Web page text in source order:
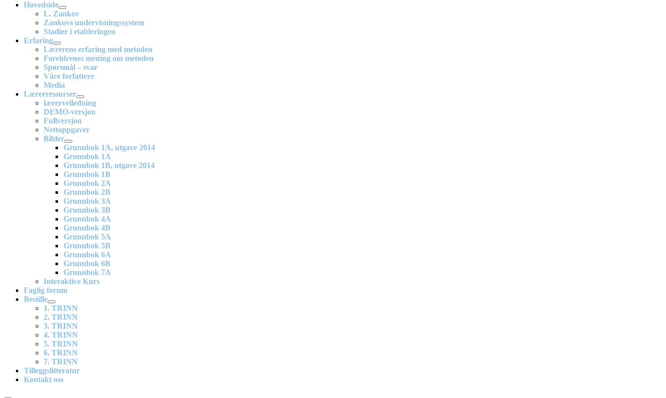
Hovedside
L. Zankov
Zankovs undervisningssystem
Stadier i etableringen
Erfaring
Lærerens erfaring med metoden
Foreldrenes mening om metoden
Spørsmål – svar
Våre forfattere
Media
Lærerressurser
lærerveiledning
DEMO-versjon
Fullversjon
Nettoppgaver
Bilder
Grunnbok 1A, utgave 2014
Grunnbok 1A
Grunnbok 1B, utgave 2014
Grunnbok 1B
Grunnbok 2A
Grunnbok 2B
Grunnbok 3A
Grunnbok 3B
Grunnbok 4A
Grunnbok 4B
Grunnbok 5A
Grunnbok 5B
Grunnbok 6A
Grunnbok 6B
Grunnbok 7A
Interaktive Kurs
Faglig forum
Bestille
1. TRINN
2. TRINN
3. TRINN
4. TRINN
5. TRINN
6. TRINN
7. TRINN
Tilleggslitteratur
Kontakt oss